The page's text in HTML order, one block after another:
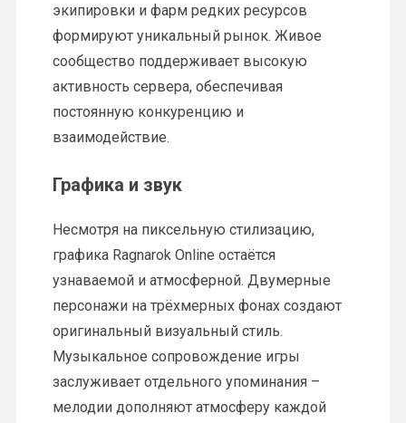
экипировки и фарм редких ресурсов
формируют уникальный рынок. Живое
сообщество поддерживает высокую
активность сервера, обеспечивая
постоянную конкуренцию и
взаимодействие.
Графика и звук
Несмотря на пиксельную стилизацию,
графика Ragnarok Online остаётся
узнаваемой и атмосферной. Двумерные
персонажи на трёхмерных фонах создают
оригинальный визуальный стиль.
Музыкальное сопровождение игры
заслуживает отдельного упоминания –
мелодии дополняют атмосферу каждой